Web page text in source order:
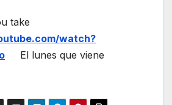
take
watch?
El lunes que viene